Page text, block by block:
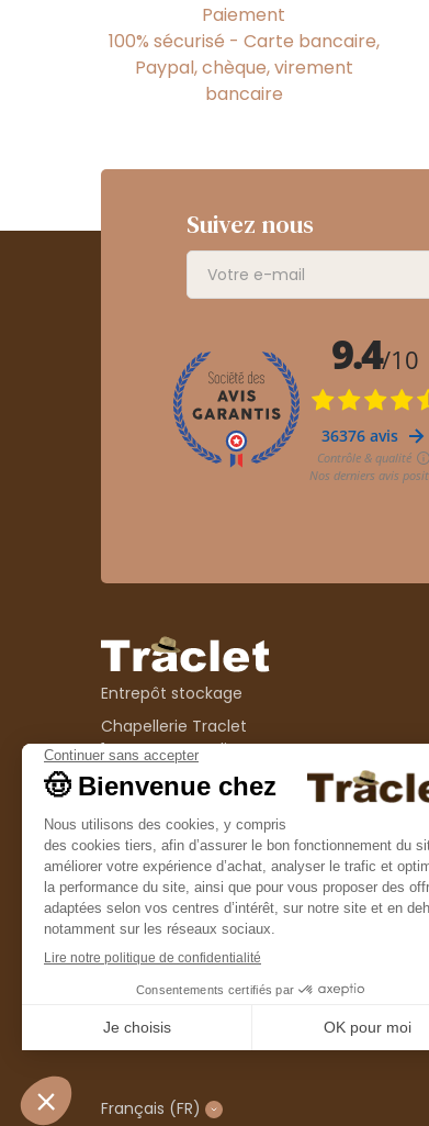
Paiement
100% sécurisé - Carte bancaire,
Paypal, chèque, virement
bancaire
Suivez nous
Entrepôt stockage
Chapellerie Traclet
14 Impasse Bardin
42300 Roanne
contact@chapellerie-traclet.com
Boutique
Chapellerie Traclet
4 rue de Cadore
42300 Roanne
Français (FR)